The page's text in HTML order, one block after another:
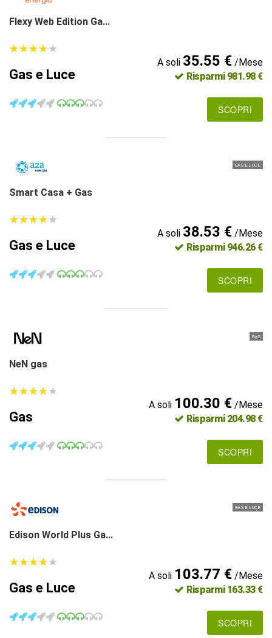
Flexy Web Edition Ga...
★★★★★
★★★★★
Gas e Luce
A soli 35.55 €/Mese
Risparmi 981.98 €
SCOPRI
GAS E LUCE
Smart Casa + Gas
★★★★★
★★★★★
Gas e Luce
A soli 38.53 €/Mese
Risparmi 946.26 €
SCOPRI
GAS
NeN gas
★★★★★
★★★★★
Gas
A soli 100.30 €/Mese
Risparmi 204.98 €
SCOPRI
GAS E LUCE
Edison World Plus Ga...
★★★★★
★★★★★
Gas e Luce
A soli 103.77 €/Mese
Risparmi 163.33 €
SCOPRI